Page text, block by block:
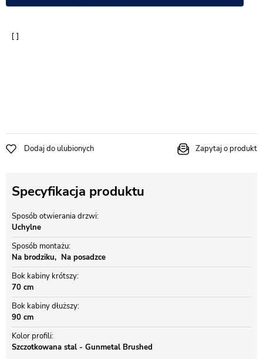
Dodaj do ulubionych Zapytaj o produkt
Specyfikacja produktu
Sposób otwierania drzwi
Uchylne
Sposób montażu
Na brodziku
Na posadzce
Bok kabiny krótszy
70 cm
Bok kabiny dłuższy
90 cm
Kolor profili
Szczotkowana stal - Gunmetal Brushed